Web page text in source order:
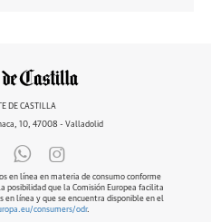
DE CASTILLA
10, 47008 - Valladolid
en línea en materia de consumo conforme
posibilidad que la Comisión Europea facilita
línea y que se encuentra disponible en el
consumers/odr.